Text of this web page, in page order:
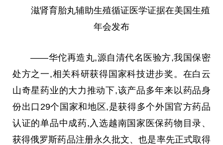
滋肾育胎丸辅助生殖循证医学证据在美国生殖
年会发布
——华佗再造丸,源自清代名医验方,我国保密
处方之一,相关科研获得国家科技进步奖。在白云
山奇星药业的大力推动下,该产品多年来以药品身
份出口29个国家和地区,是获得多个外国官方药品
认证的单品中成药,入选越南国家医保药物目录、
获得俄罗斯药品注册永久批文、也是率先正式取得